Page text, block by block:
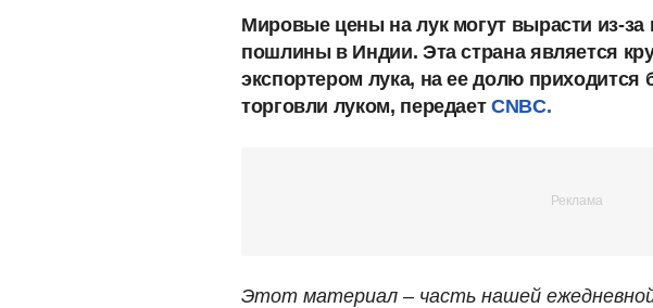
Мировые цены на лук могут вырасти из-за
пошлины в Индии. Эта страна является
экспортером лука, на ее долю приходится
торговли луком, передает CNBC.
Этот материал – часть нашей